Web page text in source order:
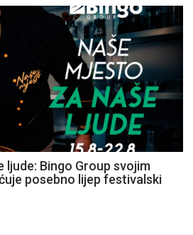
ljude: Bingo Group svojim
posebno lijep festivalski